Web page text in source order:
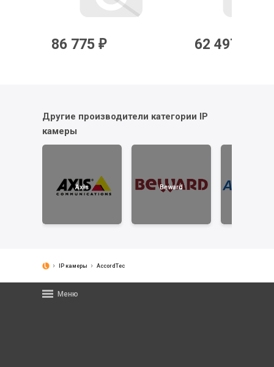
86 775 ₽ 62 497
Другие производители категории IP
камеры
Axis Beward
IP камеры AccordTec
Меню